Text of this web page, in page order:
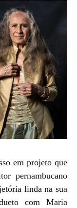
em projeto que
pernambucano
linda na sua
com Maria